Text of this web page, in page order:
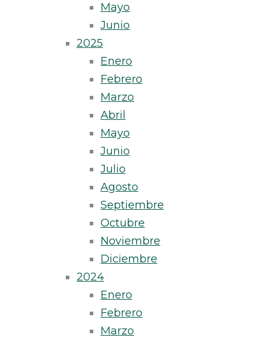
Mayo
Junio
2025
Enero
Febrero
Marzo
Abril
Mayo
Junio
Julio
Agosto
Septiembre
Octubre
Noviembre
Diciembre
2024
Enero
Febrero
Marzo